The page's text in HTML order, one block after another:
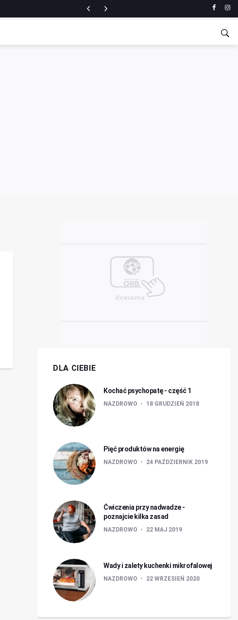
DLA CIEBIE
Kochać psychopatę - część 1
NAZDROWO 18 GRUDZIEŃ 2018
Pięć produktów na energię
NAZDROWO 24 PAŹDZIERNIK 2019
Ćwiczenia przy nadwadze -
poznajcie kilka zasad
NAZDROWO 22 MAJ 2019
Wady i zalety kuchenki mikrofalowej
NAZDROWO 22 WRZESIEŃ 2020